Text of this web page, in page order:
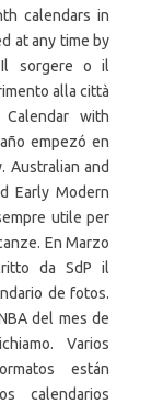
calendars in
at any time by
sorgere o il
alla città
with
empezó en
Australian and
Early Modern
utile per
En Marzo
da SdP il
de fotos.
del mes de
Varios
están
calendarios